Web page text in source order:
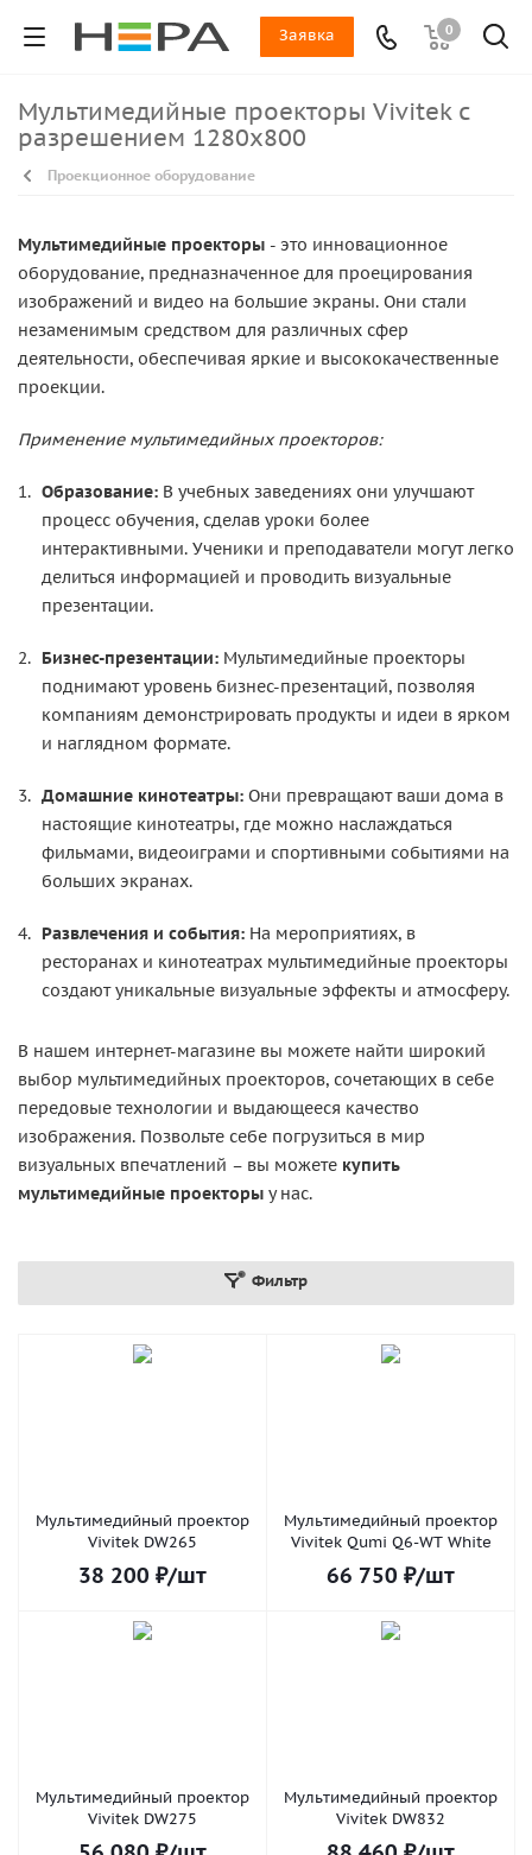
0
Заявка
Мультимедийные проекторы Vivitek с
разрешением 1280x800
Проекционное оборудование
Мультимедийные проекторы - это инновационное
оборудование, предназначенное для проецирования
изображений и видео на большие экраны. Они стали
незаменимым средством для различных сфер
деятельности, обеспечивая яркие и высококачественные
проекции.
Применение мультимедийных проекторов:
Образование: В учебных заведениях они улучшают
процесс обучения, сделав уроки более
интерактивными. Ученики и преподаватели могут легко
делиться информацией и проводить визуальные
презентации.
Бизнес-презентации: Мультимедийные проекторы
поднимают уровень бизнес-презентаций, позволяя
компаниям демонстрировать продукты и идеи в ярком
и наглядном формате.
Домашние кинотеатры: Они превращают ваши дома в
настоящие кинотеатры, где можно наслаждаться
фильмами, видеоиграми и спортивными событиями на
больших экранах.
Развлечения и события: На мероприятиях, в
ресторанах и кинотеатрах мультимедийные проекторы
создают уникальные визуальные эффекты и атмосферу.
В нашем интернет-магазине вы можете найти широкий
выбор мультимедийных проекторов, сочетающих в себе
передовые технологии и выдающееся качество
изображения. Позвольте себе погрузиться в мир
визуальных впечатлений – вы можете купить
мультимедийные проекторы у нас.
Фильтр
Мультимедийный проектор
Vivitek DW265
38 200 ₽/шт
Мультимедийный проектор
Vivitek Qumi Q6-WT White
66 750 ₽/шт
Мультимедийный проектор
Vivitek DW275
Мультимедийный проектор
Vivitek DW832